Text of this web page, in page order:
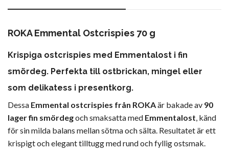
ROKA Emmental Ostcrispies 70 g
Krispiga ostcrispies med Emmentalost i fin
smördeg. Perfekta till ostbrickan, mingel eller
som delikatess i presentkorg.
Dessa Emmental ostcrispies från ROKAär bakade av 90
lager fin smördegoch smaksatta med Emmentalost, känd
för sin milda balans mellan sötma och sälta. Resultatet är ett
krispigt och elegant tilltugg med rund och fyllig ostsmak.